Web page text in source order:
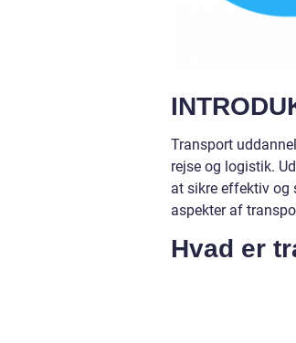
Transport
rejse og logistik.
at sikre effektiv og
aspekter af
Hvad er